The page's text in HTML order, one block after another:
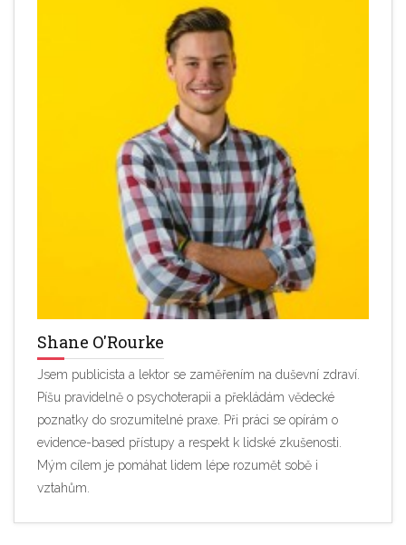
Shane O'Rourke
Jsem publicista a lektor se zaměřením na duševní zdraví.
Píšu pravidelně o psychoterapii a překládám vědecké
poznatky do srozumitelné praxe. Při práci se opírám o
evidence-based přístupy a respekt k lidské zkušenosti.
Mým cílem je pomáhat lidem lépe rozumět sobě i
vztahům.